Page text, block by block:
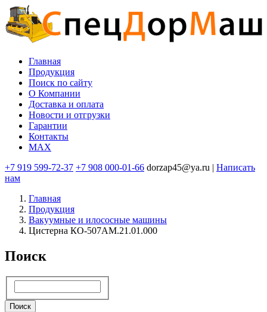
Перейти
к
основному
содержанию
Основная
навигация
Главная
Продукция
Поиск по сайту
O Компании
Доставка и оплата
Новости и отгрузки
Гарантии
Контакты
MAX
+7 919 599-72-37 +7 908 000-01-66 dorzap45@ya.ru | Написать
нам
Главная
Продукция
Вакуумные и илососные машины
Цистерна КО-507АМ.21.01.000
Поиск
Поиск